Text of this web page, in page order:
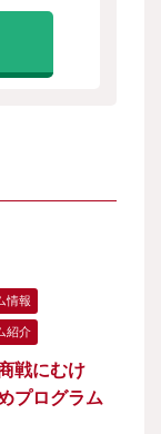
情報
紹介
戦にむけ
プログラム